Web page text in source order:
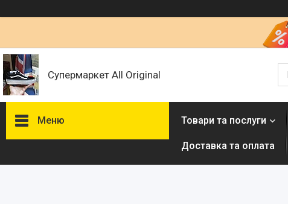
Супермаркет All Original
Меню Товари та послуги
Доставка та оплата